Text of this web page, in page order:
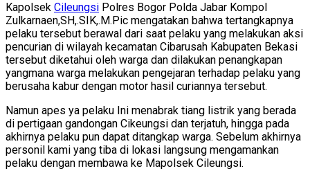
Kapolsek Cileungsi Polres Bogor Polda Jabar Kompol
Zulkarnaen,SH,.SIK,.M.Pic mengatakan bahwa tertangkapnya
pelaku tersebut berawal dari saat pelaku yang melakukan aksi
pencurian di wilayah kecamatan Cibarusah Kabupaten Bekasi
tersebut diketahui oleh warga dan dilakukan penangkapan
yangmana warga melakukan pengejaran terhadap pelaku yang
berusaha kabur dengan motor hasil curiannya tersebut.
Namun apes ya pelaku Ini menabrak tiang listrik yang berada
di pertigaan gandongan Cikeungsi dan terjatuh, hingga pada
akhirnya pelaku pun dapat ditangkap warga. Sebelum akhirnya
personil kami yang tiba di lokasi langsung mengamankan
pelaku dengan membawa ke Mapolsek Cileungsi.